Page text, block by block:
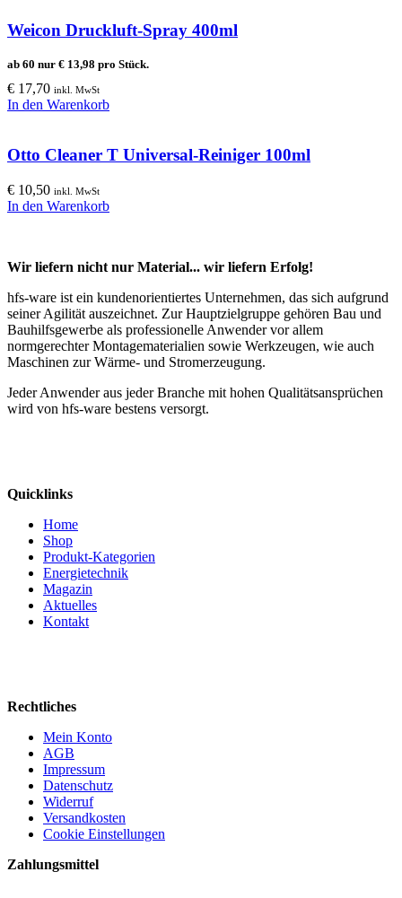
Weicon Druckluft-Spray 400ml
ab 60 nur € 13,98 pro Stück.
€ 17,70 inkl. MwSt
In den Warenkorb
Otto Cleaner T Universal-Reiniger 100ml
€ 10,50 inkl. MwSt
In den Warenkorb
Wir liefern nicht nur Material... wir liefern Erfolg!
hfs-ware ist ein kundenorientiertes Unternehmen, das sich aufgrund
seiner Agilität auszeichnet. Zur Hauptzielgruppe gehören Bau und
Bauhilfsgewerbe als professionelle Anwender vor allem
normgerechter Montagematerialien sowie Werkzeugen, wie auch
Maschinen zur Wärme- und Stromerzeugung.
Jeder Anwender aus jeder Branche mit hohen Qualitätsansprüchen
wird von hfs-ware bestens versorgt.
Quicklinks
Home
Shop
Produkt-Kategorien
Energietechnik
Magazin
Aktuelles
Kontakt
Rechtliches
Mein Konto
AGB
Impressum
Datenschutz
Widerruf
Versandkosten
Cookie Einstellungen
Zahlungsmittel